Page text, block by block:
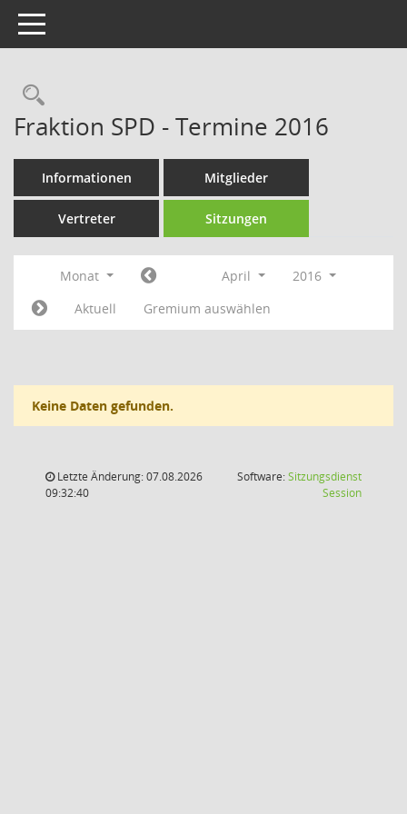
Toggle navigation
Rechercheauswahl
Fraktion SPD - Termine 2016
Informationen Mitglieder
Vertreter Sitzungen
Monat April
2016
Aktuell
Gremium auswählen
Keine Daten gefunden.
Letzte Änderung: 07.08.2026
09:32:40
Software:Sitzungsdienst
Session(Wird in